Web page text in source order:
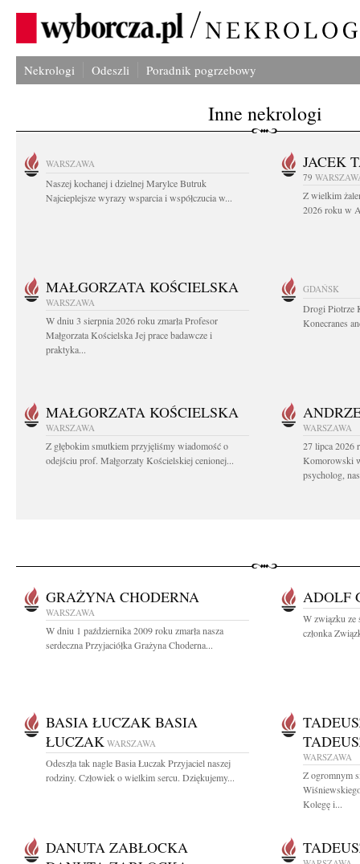
Nekrologi Odeszli Poradnik pogrzebowy
Inne nekrologi
WARSZAWA
Naszej kochanej i dzielnej Marylce Butruk
Najcieplejsze wyrazy wsparcia i współczucia w...
JACEK
79
Z wielkim
2026 roku w
MAŁGORZATA KOŚCIELSKA
WARSZAWA
W dniu 3 sierpnia 2026 roku zmarła Profesor
Małgorzata Kościelska Jej prace badawcze i
praktyka...
GDAŃSK
Drogi Piotrze
Konecranes
MAŁGORZATA KOŚCIELSKA
WARSZAWA
Z głębokim smutkiem przyjęliśmy wiadomość o
odejściu prof. Małgorzaty Kościelskiej cenionej...
WARSZAWA
27 lipca 2026
Komorowski
psycholog,
GRAŻYNA CHODERNA
WARSZAWA
W dniu 1 października 2009 roku zmarła nasza
serdeczna Przyjaciółka Grażyna Choderna...
ADOLF
W związku ze
członka
BASIA ŁUCZAK BASIA
ŁUCZAK WARSZAWA
Odeszła tak nagle Basia Łuczak Przyjaciel naszej
rodziny. Człowiek o wielkim sercu. Dziękujemy...
WARSZAWA
Z ogromnym
Kolegę i...
DANUTA ZABŁOCKA